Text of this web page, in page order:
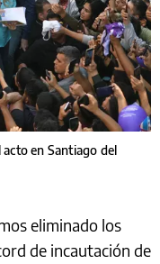
en Santiago del
eliminado los
de incautación de